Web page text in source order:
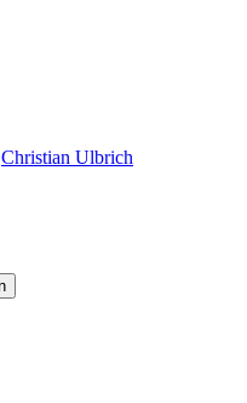
Christian Ulbrich